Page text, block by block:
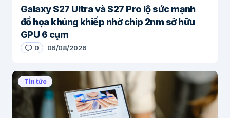
Galaxy S27 Ultra và S27 Pro lộ sức mạnh
đồ họa khủng khiếp nhờ chip 2nm sở hữu
GPU 6 cụm
0 06/08/2026
Tin tức